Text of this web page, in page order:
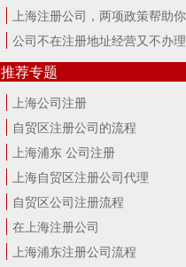
推荐专题
上海公司注册
自贸区注册公司的流程
上海浦东 公司注册
上海自贸区注册公司代理
自贸区公司注册流程
在上海注册公司
上海浦东注册公司流程